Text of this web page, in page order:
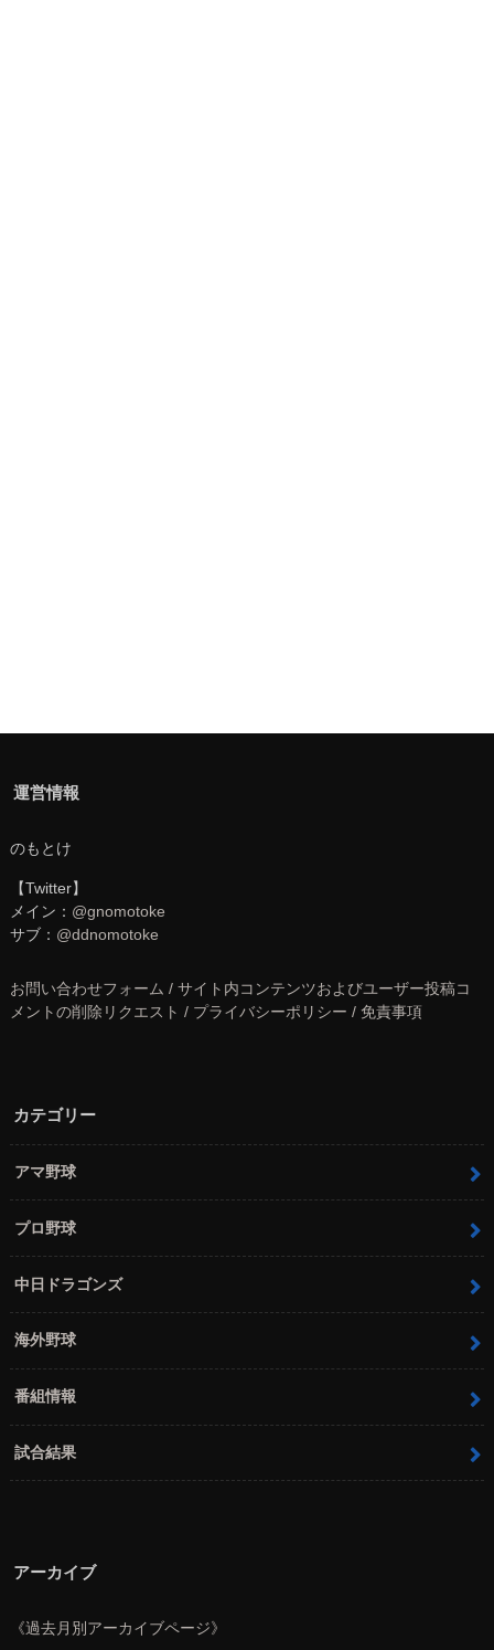
運営情報
のもとけ
【Twitter】
メイン： @gnomotoke
サブ： @ddnomotoke
お問い合わせフォーム / サイト内コンテンツおよびユーザー投稿コ
メントの削除リクエスト / プライバシーポリシー / 免責事項
カテゴリー
アマ野球
プロ野球
中日ドラゴンズ
海外野球
番組情報
試合結果
アーカイブ
《過去月別アーカイブページ》